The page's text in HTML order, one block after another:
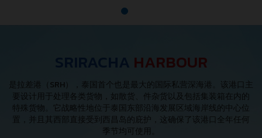
它战略性地位于泰国东部沿海发展区域海岸线的中心位置，并且其西部直
HARBOUR
是拉差港（SRH），泰国首个也是最大的国际私营深海港。 该港口主
要设计用于处理各类货物，如散货、件杂货以及包括集装箱在内的
特殊货物。它战略性地位于泰国东部沿海发展区域海岸线的中心位
置，并且其西部直接受到西昌岛的庇护，这确保了该港口全年任何
季节均可使用。